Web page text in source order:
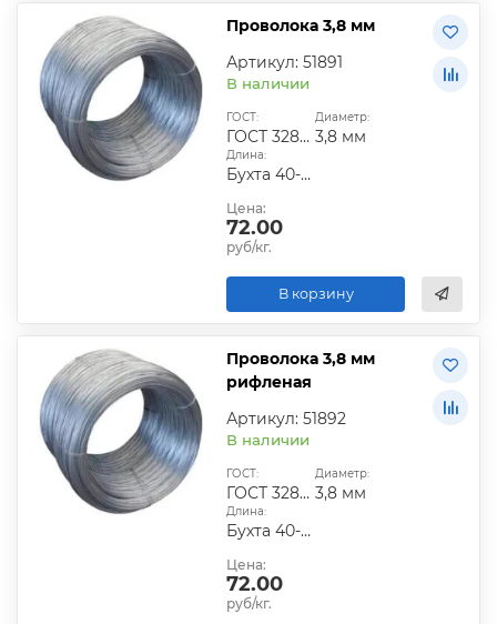
Проволока 3,8 мм
Артикул: 51891
В наличии
ГОСТ:
ГОСТ 3282-74
Диаметр:
3,8 мм
Длина:
Бухта 40-60 кг
Цена:
72.00
руб/кг.
В корзину
Проволока 3,8 мм
рифленая
Артикул: 51892
В наличии
ГОСТ:
ГОСТ 3282-74
Диаметр:
3,8 мм
Длина:
Бухта 40-60 кг
Цена:
72.00
руб/кг.